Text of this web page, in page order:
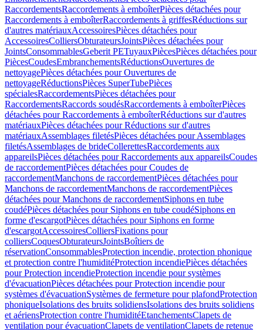
RaccordementsRaccordements à emboîterPièces détachées pour
Raccordements à emboîterRaccordements à griffesRéductions sur
d'autres matériauxAccessoiresPièces détachées pour
AccessoiresColliersObturateursJointsPièces détachées pour
JointsConsommablesGeberit PETuyauxPiècesPièces détachées pour
PiècesCoudesEmbranchementsRéductionsOuvertures de
nettoyagePièces détachées pour Ouvertures de
nettoyageRéductionsPièces SuperTubePièces
spécialesRaccordementsPièces détachées pour
RaccordementsRaccords soudésRaccordements à emboîterPièces
détachées pour Raccordements à emboîterRéductions sur d'autres
matériauxPièces détachées pour Réductions sur d'autres
matériauxAssemblages filetésPièces détachées pour Assemblages
filetésAssemblages de brideCollerettesRaccordements aux
appareilsPièces détachées pour Raccordements aux appareilsCoudes
de raccordementPièces détachées pour Coudes de
raccordementManchons de raccordementPièces détachées pour
Manchons de raccordementManchons de raccordementPièces
détachées pour Manchons de raccordementSiphons en tube
coudéPièces détachées pour Siphons en tube coudéSiphons en
forme d'escargotPièces détachées pour Siphons en forme
d'escargotAccessoiresColliersFixations pour
colliersCoquesObturateursJointsBoîtiers de
réservationConsommablesProtection incendie, protection phonique
et protection contre l'humiditéProtection incendiePièces détachées
pour Protection incendieProtection incendie pour systèmes
d'évacuationPièces détachées pour Protection incendie pour
systèmes d'évacuationSystèmes de fermeture pour plafondProtection
phoniqueIsolations des bruits solidiensIsolations des bruits solidiens
et aériensProtection contre l'humiditéEtanchementsClapets de
ventilation pour évacuationClapets de ventilationClapets de retenue